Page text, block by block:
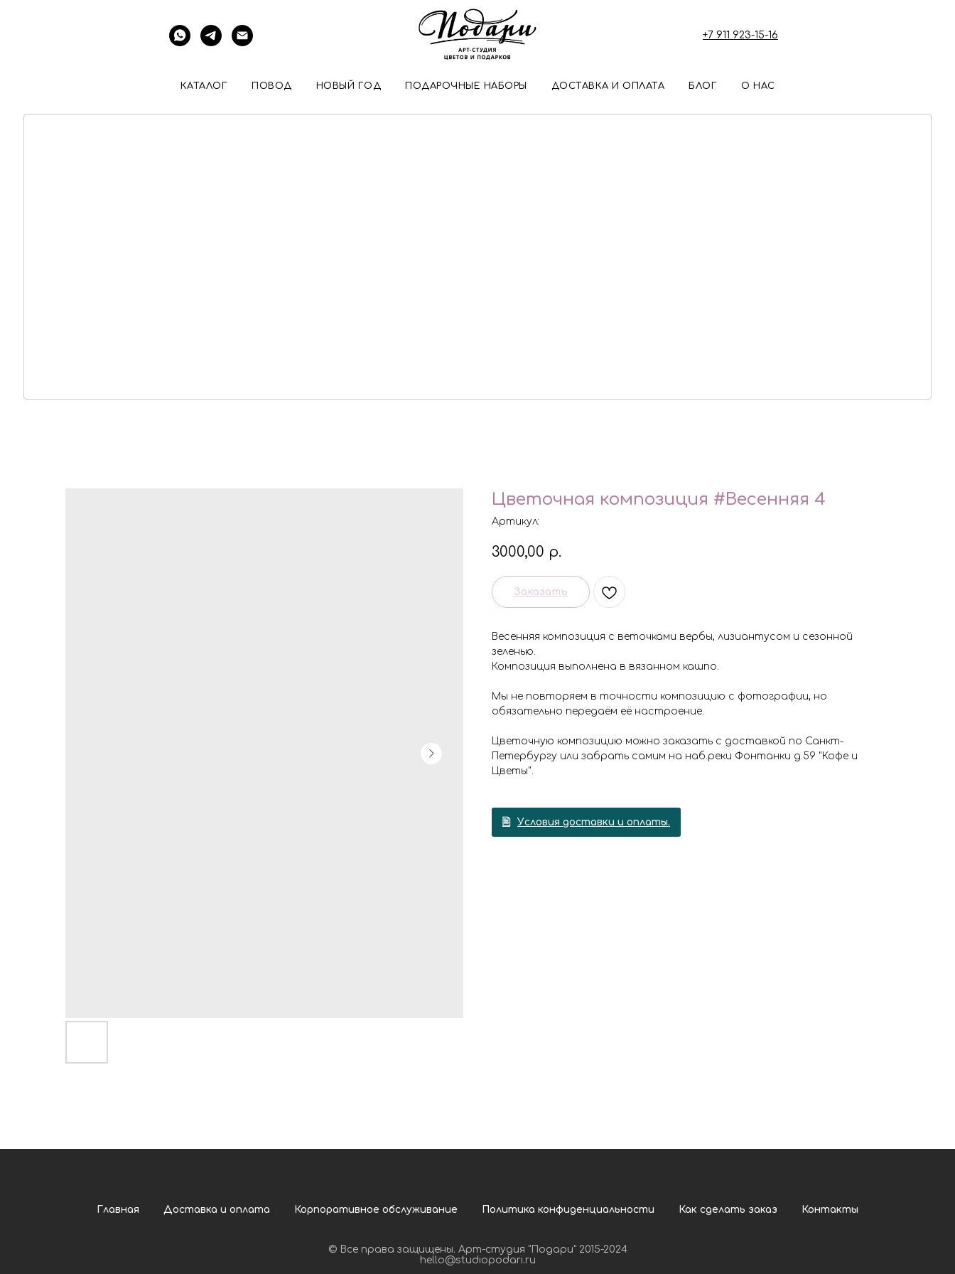
+7 911 923-15-16
КАТАЛОГ ПОВОД НОВЫЙ ГОД ПОДАРОЧНЫЕ НАБОРЫ ДОСТАВКА И ОПЛАТА БЛОГ О НАС
Цветочная композиция #Весенняя 4
Артикул:
3000,00 р.
Заказать
Весенняя композиция с веточками вербы, лизиантусом и сезонной
зеленью.
Композиция выполнена в вязанном кашпо.
Мы не повторяем в точности композицию с фотографии, но
обязательно передаём её настроение.
Цветочную композицию можно заказать с доставкой по Санкт-
Петербургу или забрать самим на наб.реки Фонтанки д.59 "Кофе и
Цветы".
Условия доставки и оплаты.
Главная Доставка и оплата Корпоративное обслуживание Политика конфиденциальности Как сделать заказ Контакты
© Все права защищены. Арт-студия "Подари" 2015-2024
hello@studiopodari.ru